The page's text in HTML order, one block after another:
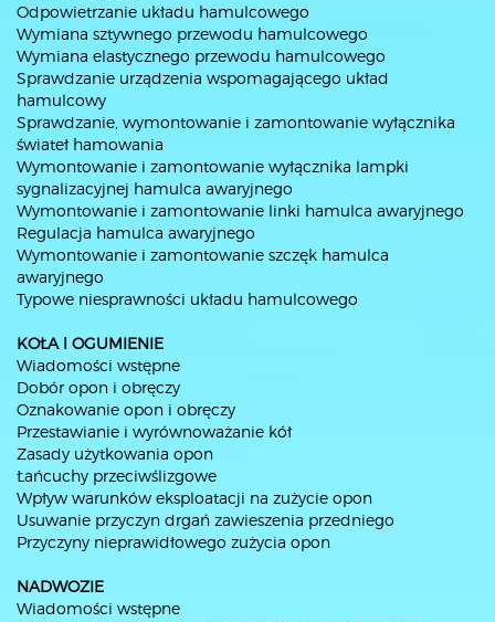
Odpowietrzanie układu hamulcowego
Wymiana sztywnego przewodu hamulcowego
Wymiana elastycznego przewodu hamulcowego
Sprawdzanie urządzenia wspomagającego układ
hamulcowy
Sprawdzanie, wymontowanie i zamontowanie wyłącznika
świateł hamowania
Wymontowanie i zamontowanie wyłącznika lampki
sygnalizacyjnej hamulca awaryjnego
Wymontowanie i zamontowanie linki hamulca awaryjnego
Regulacja hamulca awaryjnego
Wymontowanie i zamontowanie szczęk hamulca
awaryjnego
Typowe niesprawności układu hamulcowego
KOŁA l OGUMIENIE
Wiadomości wstępne
Dobór opon i obręczy
Oznakowanie opon i obręczy
Przestawianie i wyrównoważanie kół
Zasady użytkowania opon
Łańcuchy przeciwślizgowe
Wpływ warunków eksploatacji na zużycie opon
Usuwanie przyczyn drgań zawieszenia przedniego
Przyczyny nieprawidłowego zużycia opon
NADWOZIE
Wiadomości wstępne